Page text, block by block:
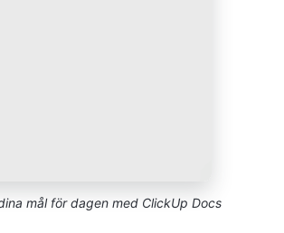
mål för dagen med ClickUp Docs